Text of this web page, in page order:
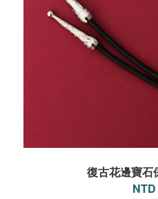
復古花邊寶石